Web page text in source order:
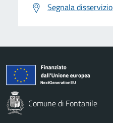
Segnala disservizio
Comune di Fontanile